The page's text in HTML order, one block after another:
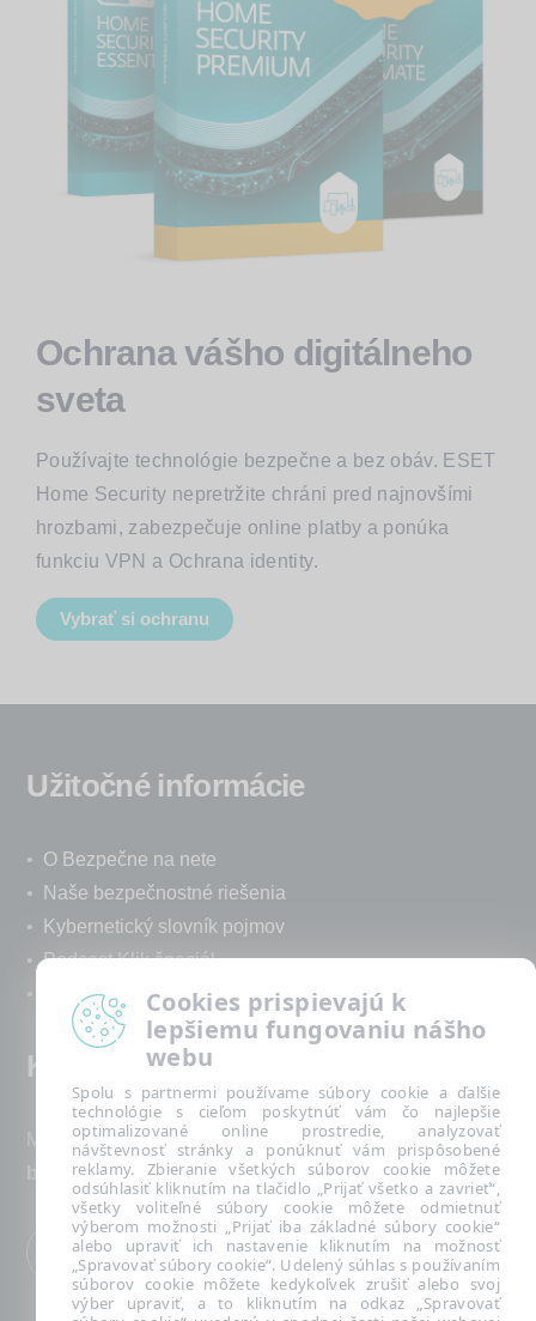
Ochrana vášho digitálneho
sveta
Používajte technológie bezpečne a bez obáv. ESET
Home Security nepretržite chráni pred najnovšími
hrozbami, zabezpečuje online platby a ponúka
funkciu VPN a Ochrana identity.
Vybrať si ochranu
Užitočné informácie
• O Bezpečne na nete
•
Naše bezpečnostné riešenia
•
Kybernetický slovník pojmov
•Podcast Klik špeciál
•
Technická podpora spoločnosti ESET
Kontakt
Máte nezodpovedané otázky? Napíšte nám:
bezpecnenanete@eset.sk
Cookies prispievajú k
lepšiemu fungovaniu nášho
webu
Spolu s partnermi používame súbory cookie a ďalšie
technológie s cieľom poskytnúť vám čo najlepšie
optimalizované online prostredie, analyzovať
návštevnosť stránky a ponúknuť vám prispôsobené
reklamy. Zbieranie všetkých súborov cookie môžete
odsúhlasiť kliknutím na tlačidlo „Prijať všetko a zavrieť“,
všetky voliteľné súbory cookie môžete odmietnuť
výberom možnosti „Prijať iba základné súbory cookie“
alebo upraviť ich nastavenie kliknutím na možnosť
„Spravovať súbory cookie“. Udelený súhlas s používaním
súborov cookie môžete kedykoľvek zrušiť alebo svoj
výber upraviť, a to kliknutím na odkaz „Spravovať